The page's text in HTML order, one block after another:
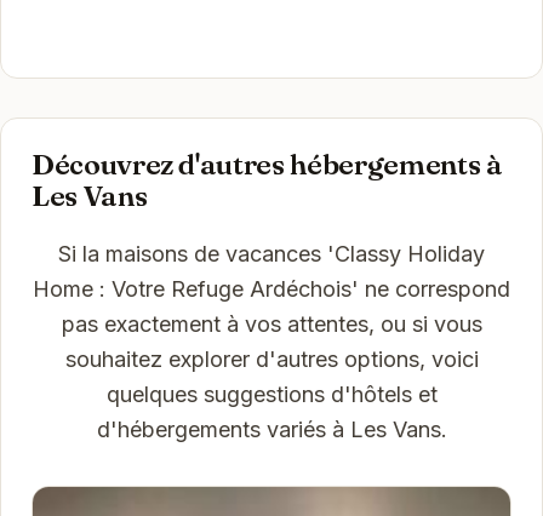
Découvrez d'autres hébergements à
Les Vans
Si la maisons de vacances 'Classy Holiday
Home : Votre Refuge Ardéchois' ne correspond
pas exactement à vos attentes, ou si vous
souhaitez explorer d'autres options, voici
quelques suggestions d'hôtels et
d'hébergements variés à Les Vans.